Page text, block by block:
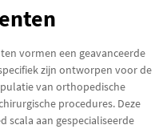
vormen een geavanceerde
zijn ontworpen voor de
van orthopedische
procedures. Deze
scala aan gespecialiseerde